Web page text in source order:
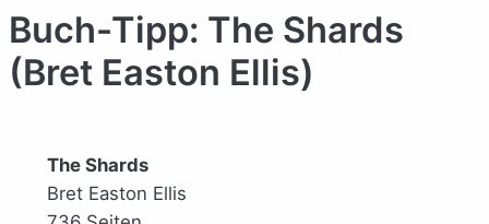
Buch-Tipp: The Shards
(Bret Easton Ellis)
The Shards
Bret Easton Ellis